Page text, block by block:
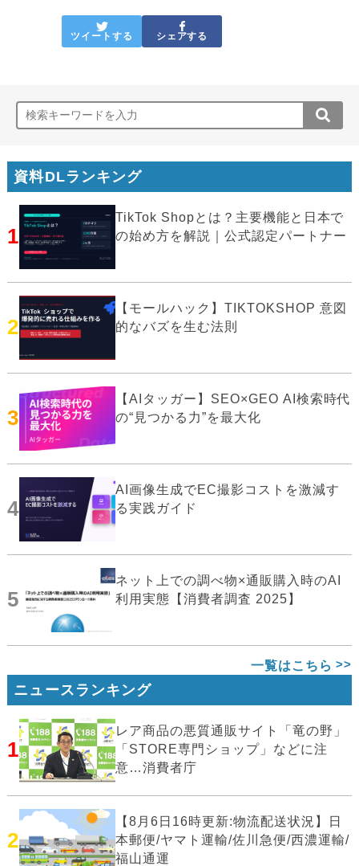
ツイートする シェアする
資料DLランキング
1
TikTok Shopとは？主要機能と日本で
の始め方を解説｜公式認定パートナー
2
【モールハック】TIKTOKSHOP 意図
的なバズを生む法則
3
【AIタッガー】SEO×GEO AI検索時代
の“見つかる力”を最大化
4
AI画像生成でEC撮影コストを激減す
る実践ガイド
5
ネット上での調べ物×通販購入時のAI
利用実態【消費者調査 2025】
一覧はこちら
ニュースランキング
1
レア商品の悪質通販サイト「竜の野」
「STORE専門ショップ」などに注
意…消費者庁
2
【8月6日16時更新:物流配送状況】日
本郵便/ヤマト運輸/佐川急便/西濃運輸/
福山通運